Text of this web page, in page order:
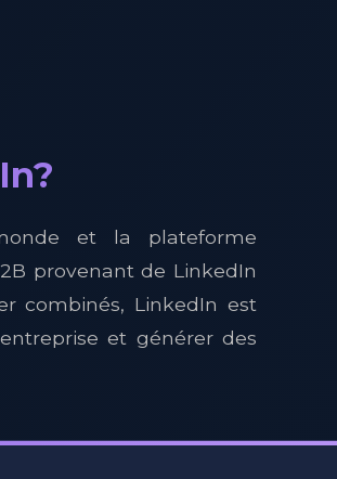
et la plateforme
provenant de LinkedIn
combinés, LinkedIn est
et générer des